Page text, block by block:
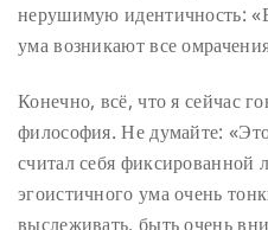
нерушимую идентичность:
ума возникают все
Конечно, всё, что я сейчас
философия. Не думайте:
считал себя фиксированной
эгоистичного ума очень
выслеживать, быть очень